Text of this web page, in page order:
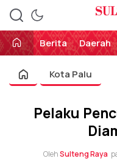
Berita
Daerah
Kota Palu
Pelaku
OlehSulteng Raya